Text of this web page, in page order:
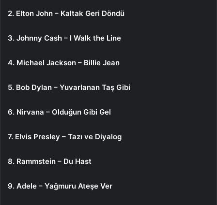
2. Elton John – Kaltak Geri Döndü
3. Johnny Cash – I Walk the Line
4. Michael Jackson – Billie Jean
5. Bob Dylan – Yuvarlanan Taş Gibi
6. Nirvana – Olduğun Gibi Gel
7. Elvis Presley – Tazı ve Diyalog
8. Rammstein – Du Hast
9. Adele – Yağmuru Ateşe Ver